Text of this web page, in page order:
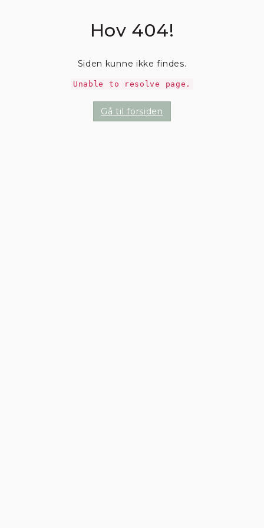
Hov 404!
Siden kunne ikke findes.
Unable to resolve page.
Gå til forsiden